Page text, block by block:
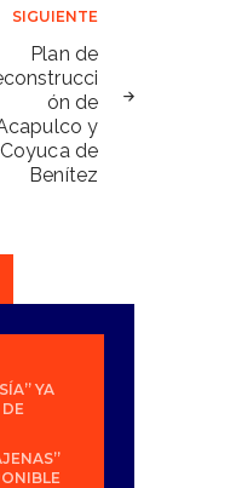
SIGUIENTE
Plan de
ón de
y
Coyuca de
Benítez
YA